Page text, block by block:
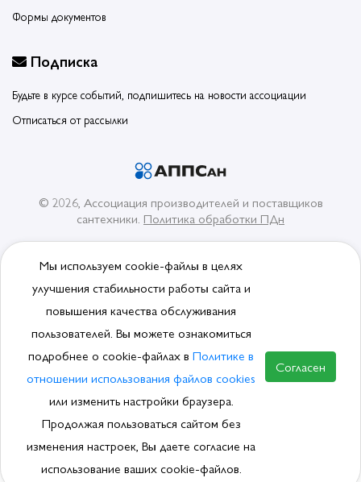
Формы документов
Подписка
Будьте в курсе событий, подпишитесь на новости ассоциации
Отписаться от рассылки
© 2026, Ассоциация производителей и поставщиков
сантехники. Политика обработки ПДн
ВСТУПИТЬ В АССОЦИАЦИЮ
Мы используем cookie-файлы в целях
улучшения стабильности работы сайта и
повышения качества обслуживания
пользователей. Вы можете ознакомиться
подробнее о cookie-файлах в Политике в
отношении использования файлов cookies
или изменить настройки браузера.
Продолжая пользоваться сайтом без
изменения настроек, Вы даете согласие на
использование ваших cookie-файлов.
Согласен